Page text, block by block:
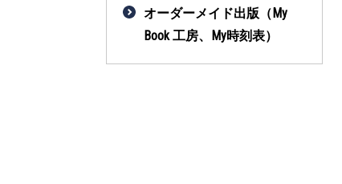
オーダーメイド出版（My
Book 工房、My時刻表）